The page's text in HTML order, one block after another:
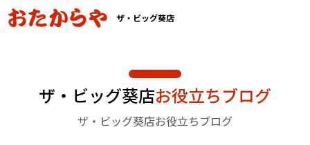
ザ・ビッグ葵店
ザ・ビッグ葵店お役立ちブログ
ザ・ビッグ葵店お役立ちブログ